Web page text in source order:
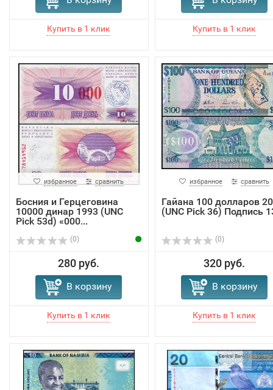
избранное сравнить
Босния и Герцеговина
10000 динар 1993 (UNC
Pick 53d) «000...
(0)
280 руб.
В корзину
избранное сравнить
Гайана 100 долларов
(UNC Pick 36) Подпись
(0)
320 руб.
В корзину